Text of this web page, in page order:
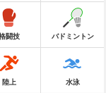
闘技 バドミントン
陸上 水泳